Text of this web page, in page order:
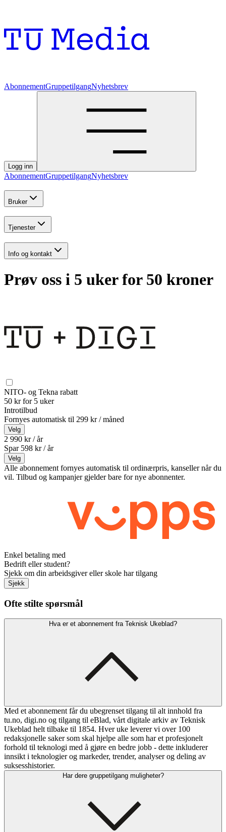
AbonnementGruppetilgangNyhetsbrev
Logg inn
AbonnementGruppetilgangNyhetsbrev
Bruker
Tjenester
Info og kontakt
Prøv oss i 5 uker for 50 kroner
NITO- og Tekna rabatt
50 kr for 5 uker
Introtilbud
Fornyes automatisk til 299 kr / måned
Velg
2 990 kr / år
Spar 598 kr /år
Velg
Alle abonnement fornyes automatisk til ordinærpris, kanseller når du
vil. Tilbud og kampanjer gjelder bare for nye abonnenter.
Enkel betaling med
Bedrift eller student?
Sjekk om din arbeidsgiver eller skole har tilgang
Sjekk
Ofte stilte spørsmål
Hva er et abonnement fra Teknisk Ukeblad?
Med et abonnement får du ubegrenset tilgang til alt innhold fra
tu.no, digi.no og tilgang til eBlad, vårt digitale arkiv av Teknisk
Ukeblad helt tilbake til 1854. Hver uke leverer vi over 100
redaksjonelle saker som skal hjelpe alle som har et profesjonelt
forhold til teknologi med å gjøre en bedre jobb - dette inkluderer
innsikt i teknologier og markeder, trender, analyser og deling av
suksesshistorier.
Har dere gruppetilgang muligheter?